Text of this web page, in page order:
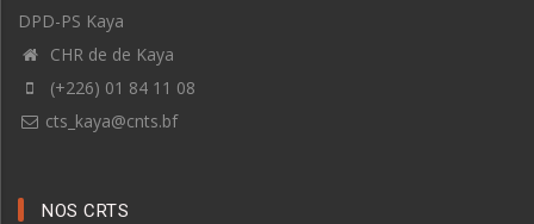
DPD-PS Kaya
CHR de de Kaya
(+226) 01 84 11 08
cts_kaya@cnts.bf
NOS CRTS